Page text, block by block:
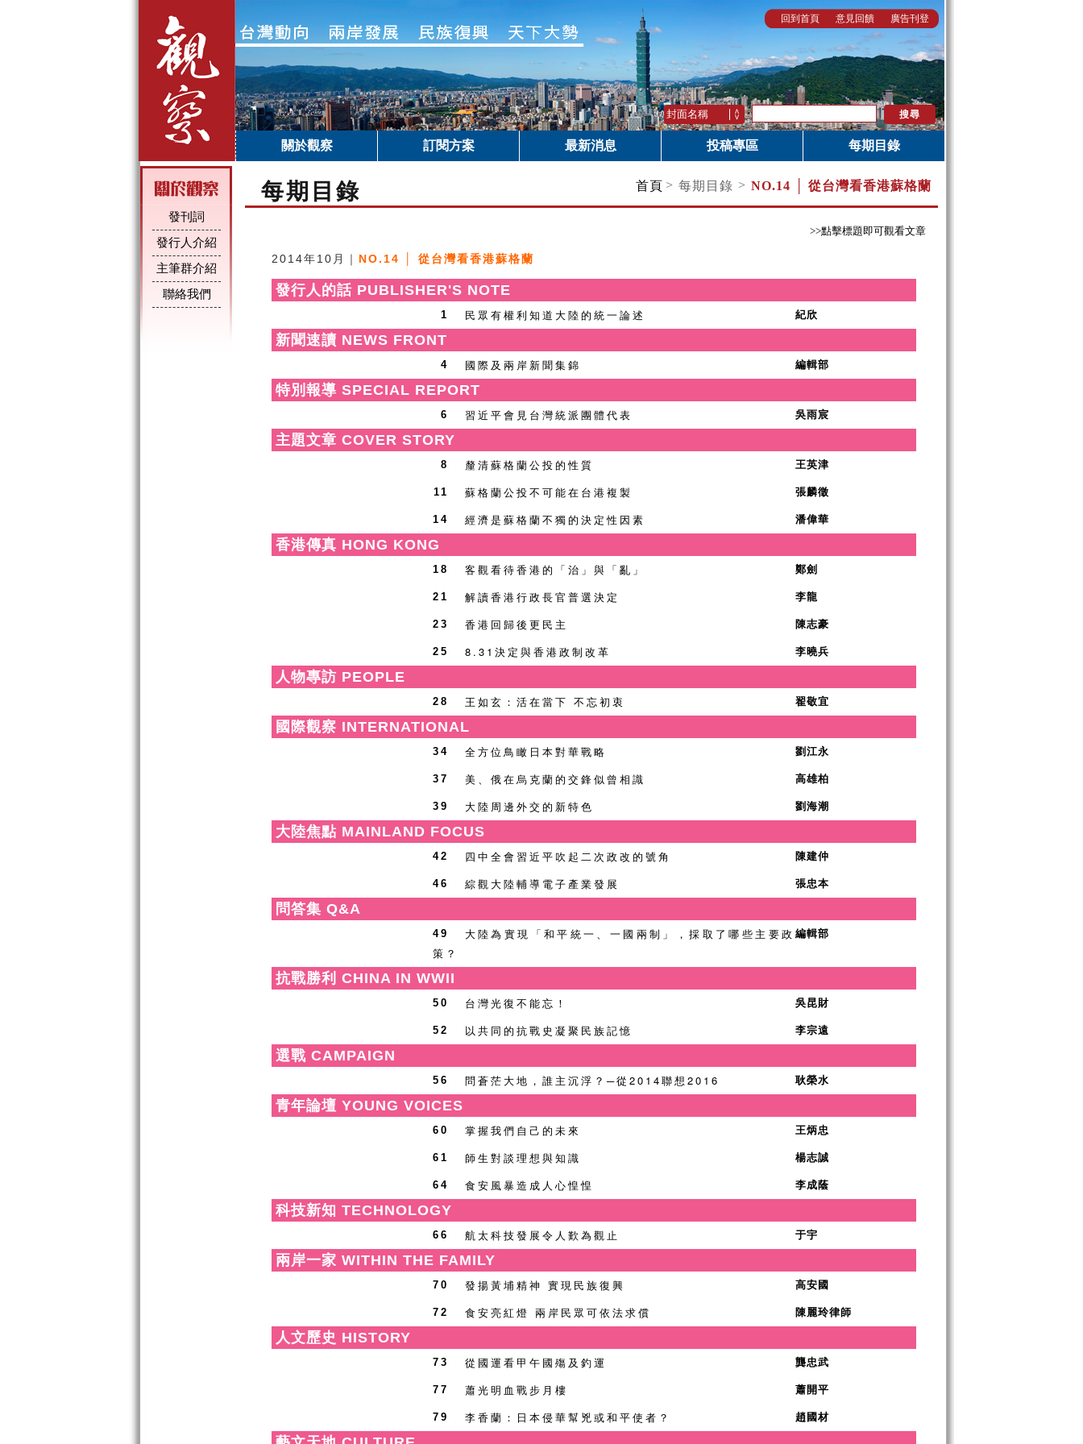
回到首頁 意見回饋 廣告刊登
關於觀察 訂閱方案 最新消息 投稿專區 每期目錄
發刊詞
發行人介紹
主筆群介紹
聯絡我們
每期目錄 首頁 > 每期目錄 > NO.14 │ 從台灣看香港蘇格蘭
>>點擊標題即可觀看文章
2014年10月｜ NO.14 │ 從台灣看香港蘇格蘭
發行人的話 PUBLISHER'S NOTE
1 民眾有權利知道大陸的統一論述 紀欣
新聞速讀 NEWS FRONT
4 國際及兩岸新聞集錦 編輯部
特別報導 SPECIAL REPORT
6 習近平會見台灣統派團體代表 吳雨宸
主題文章 COVER STORY
8 釐清蘇格蘭公投的性質 王英津
11 蘇格蘭公投不可能在台港複製 張麟徵
14 經濟是蘇格蘭不獨的決定性因素 潘偉華
香港傳真 HONG KONG
18 客觀看待香港的「治」與「亂」 鄭劍
21 解讀香港行政長官普選決定 李龍
23 香港回歸後更民主 陳志豪
25 8.31決定與香港政制改革 李曉兵
人物專訪 PEOPLE
28 王如玄：活在當下 不忘初衷 翟敬宜
國際觀察 INTERNATIONAL
34 全方位鳥瞰日本對華戰略 劉江永
37 美、俄在烏克蘭的交鋒似曾相識 高雄柏
39 大陸周邊外交的新特色 劉海潮
大陸焦點 MAINLAND FOCUS
42 四中全會習近平吹起二次政改的號角 陳建仲
46 綜觀大陸輔導電子產業發展 張忠本
問答集 Q&A
49
大陸為實現「和平統一、一國兩制」，採取了哪些主要政
策？
編輯部
抗戰勝利 CHINA IN WWII
50 台灣光復不能忘！ 吳昆財
52 以共同的抗戰史凝聚民族記憶 李宗遠
選戰 CAMPAIGN
56 問蒼茫大地，誰主沉浮？─從2014聯想2016 耿榮水
青年論壇 YOUNG VOICES
60 掌握我們自己的未來 王炳忠
61 師生對談理想與知識 楊志誠
64 食安風暴造成人心惶惶 李成蔭
科技新知 TECHNOLOGY
66 航太科技發展令人歎為觀止 于宇
兩岸一家 WITHIN THE FAMILY
70 發揚黃埔精神 實現民族復興 高安國
72 食安亮紅燈 兩岸民眾可依法求償 陳麗玲律師
人文歷史 HISTORY
73 從國運看甲午國殤及釣運 龔忠武
77 蕭光明血戰步月樓 蕭開平
79 李香蘭：日本侵華幫兇或和平使者？ 趙國材